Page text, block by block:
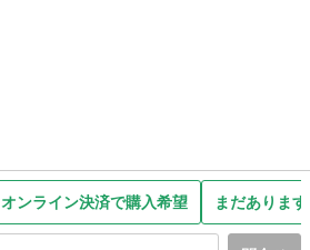
オンライン決済で購入希望 まだありま